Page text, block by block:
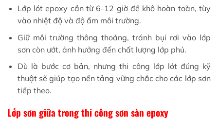
Lớp lót epoxy cần từ 6-12 giờ để khô hoàn toàn, tùy
vào nhiệt độ và độ ẩm môi trường.
Giữ môi trường thông thoáng, tránh bụi rơi vào lớp
sơn còn ướt, ảnh hưởng đến chất lượng lớp phủ.
Dù là bước cơ bản, nhưng thi công lớp lót đúng kỹ
thuật sẽ giúp tạo nền tảng vững chắc cho các lớp sơn
tiếp theo.
Lớp sơn giữa trong thi công sơn sàn epoxy